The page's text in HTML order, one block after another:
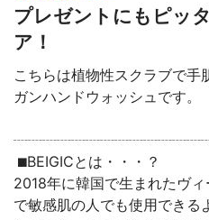
プレゼントにもピッ
ア！
こちらは植物性スクラブで手
ガンハンドウォッシュです。
⬛︎BEIGICとは・・・？
2018年に韓国で生まれたヴ
で敏感肌の人でも使用できる